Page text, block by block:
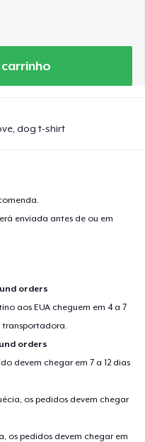
dog t-shirt
enviada antes de ou em
orders
aos EUA cheguem em 4 a 7
transportadora.
orders
devem chegar em 7 a 12 dias
os pedidos devem chegar
os pedidos devem chegar em